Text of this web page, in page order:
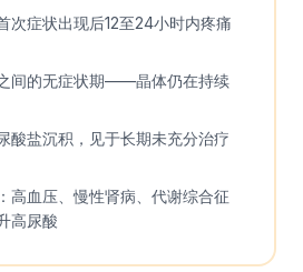
次症状出现后12至24小时内疼痛
间的无症状期——晶体仍在持续
酸盐沉积，见于长期未充分治疗
高血压、慢性肾病、代谢综合征
高尿酸